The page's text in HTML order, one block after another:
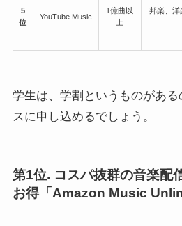
5
位
YouTube Music
1億曲以
上
邦楽、洋
学生は、学割というものがあ
スに申し込めるでしょう。
第1位. コスパ抜群の音楽配
お得「Amazon Music